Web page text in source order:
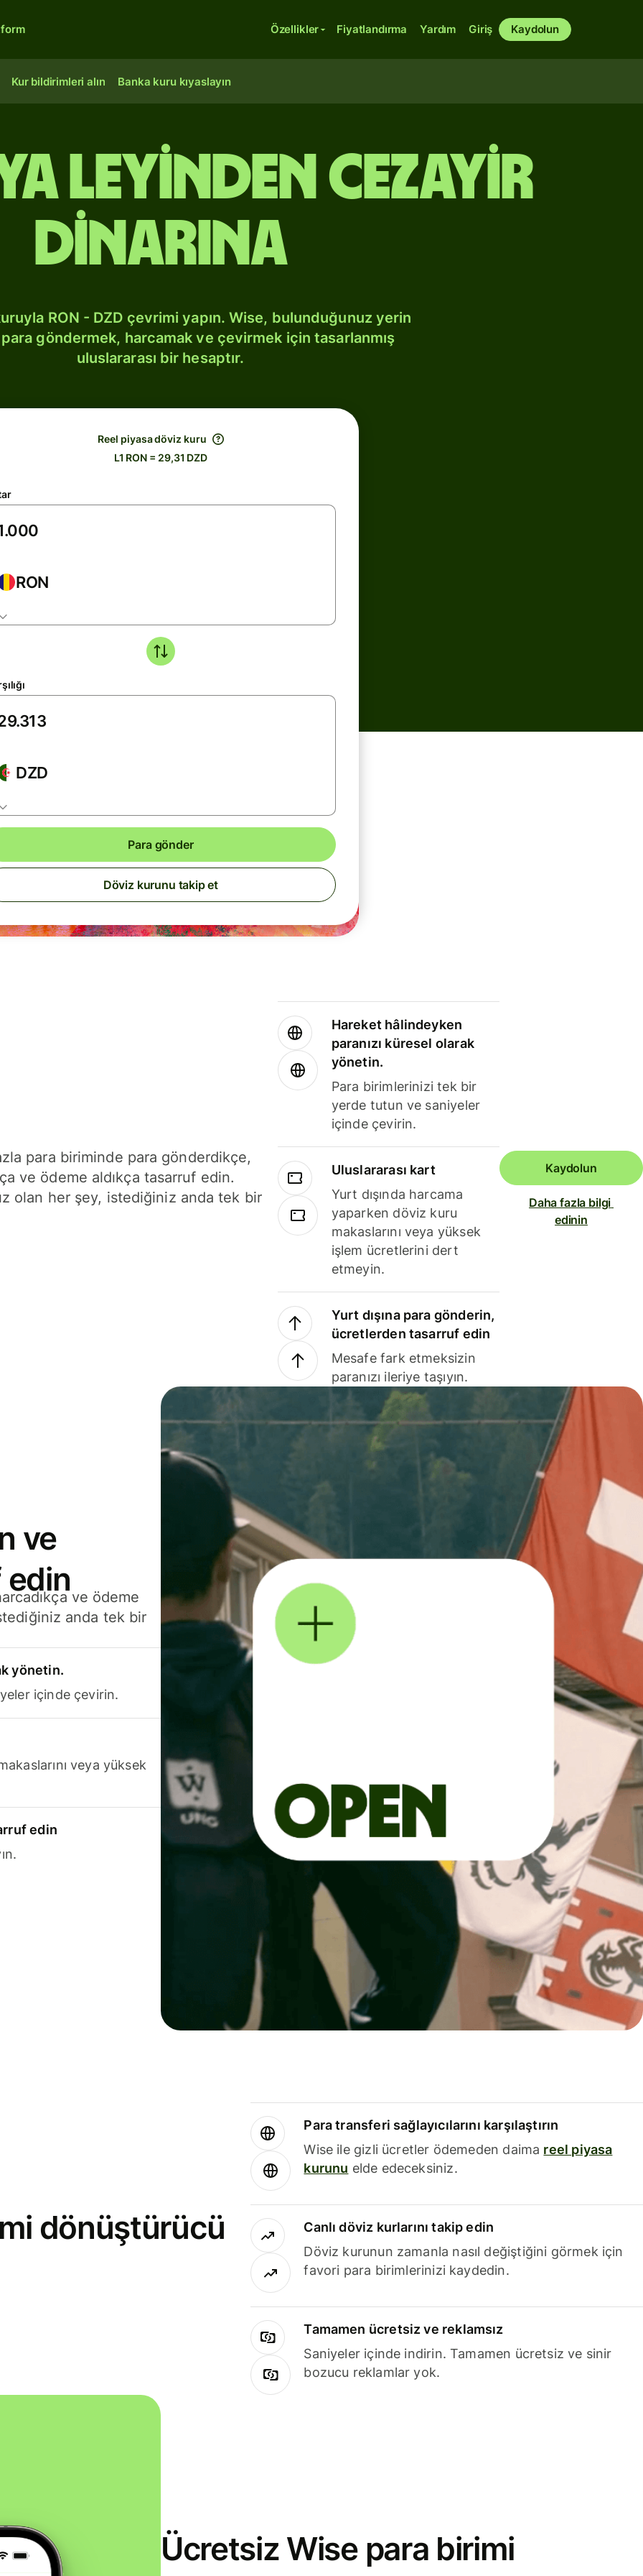
Özellikler Fiyatlandırma Yardım Giriş Kaydolun
Kur bildirimleri alın Banka kuru kıyaslayın
leyinden Cezayir
dinarına
RON - DZD çevrimi yapın. Wise, bulunduğunuz yerin
göndermek, harcamak ve çevirmek için tasarlanmış
uluslararası bir hesaptır.
Reel piyasa döviz kuru
L1 RON = 29,31 DZD
RON
DZD
Para gönder
Döviz kurunu takip et
para biriminde para gönderdikçe,
ve ödeme aldıkça tasarruf edin.
olan her şey, istediğiniz anda tek bir
Hareket hâlindeyken
paranızı küresel olarak
yönetin.
Para birimlerinizi tek bir
yerde tutun ve saniyeler
içinde çevirin.
Uluslararası kart
Yurt dışında harcama
yaparken döviz kuru
makaslarını veya yüksek
işlem ücretlerini dert
etmeyin.
Yurt dışına para gönderin,
ücretlerden tasarruf edin
Mesafe fark etmeksizin
paranızı ileriye taşıyın.
Kaydolun
Daha fazla bilgi
edinin
ve
edinve ödeme
anda tek bir
yönetin.
içinde çevirin.
veya yüksek
edin
dönüştürücü
Para transferi sağlayıcılarını karşılaştırın
Wise ile gizli ücretler ödemeden daima reel piyasa
kurunu elde edeceksiniz.
Canlı döviz kurlarını takip edin
Döviz kurunun zamanla nasıl değiştiğini görmek için
favori para birimlerinizi kaydedin.
Tamamen ücretsiz ve reklamsız
Saniyeler içinde indirin. Tamamen ücretsiz ve sinir
bozucu reklamlar yok.
Ücretsiz Wise para birimi